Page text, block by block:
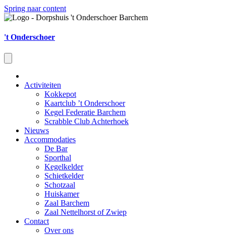
Spring naar content
't Onderschoer
Activiteiten
Kokkepot
Kaartclub ’t Onderschoer
Kegel Federatie Barchem
Scrabble Club Achterhoek
Nieuws
Accommodaties
De Bar
Sporthal
Kegelkelder
Schietkelder
Schotzaal
Huiskamer
Zaal Barchem
Zaal Nettelhorst of Zwiep
Contact
Over ons